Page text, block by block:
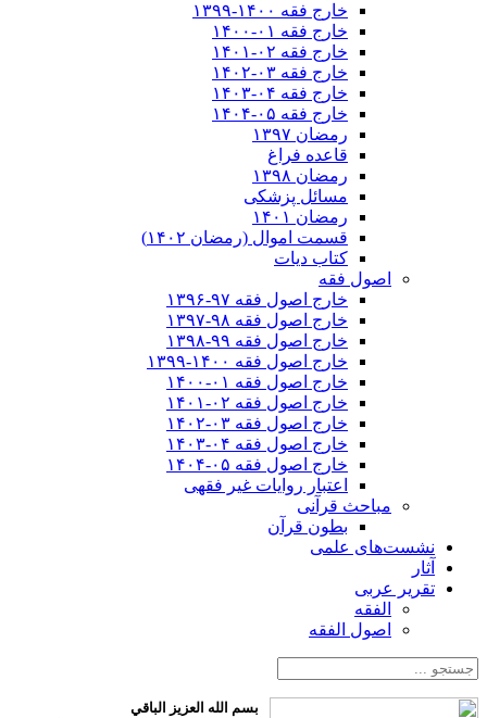
خارج فقه ۱۴۰۰-۱۳۹۹
خارج فقه ۰۱-۱۴۰۰
خارج فقه ۰۲-۱۴۰۱
خارج فقه ۰۳-۱۴۰۲
خارج فقه ۰۴-۱۴۰۳
خارج فقه ۰۵-۱۴۰۴
رمضان ۱۳۹۷
قاعده فراغ
رمضان ۱۳۹۸
مسائل پزشکی
رمضان ۱۴۰۱
قسمت اموال (رمضان ۱۴۰۲)
کتاب دیات
اصول فقه
خارج اصول فقه ۹۷-۱۳۹۶
خارج اصول فقه ۹۸-۱۳۹۷
خارج اصول فقه ۹۹-۱۳۹۸
خارج اصول فقه ۱۴۰۰-۱۳۹۹
خارج اصول فقه ۰۱-۱۴۰۰
خارج اصول فقه ۰۲-۱۴۰۱
خارج اصول فقه ۰۳-۱۴۰۲
خارج اصول فقه ۰۴-۱۴۰۳
خارج اصول فقه ۰۵-۱۴۰۴
اعتبار روایات غیر فقهی
مباحث قرآنی
بطون قرآن
نشست‌های علمی
آثار
تقریر عربی
الفقه
اصول الفقه
بسم الله العزیز الباقي